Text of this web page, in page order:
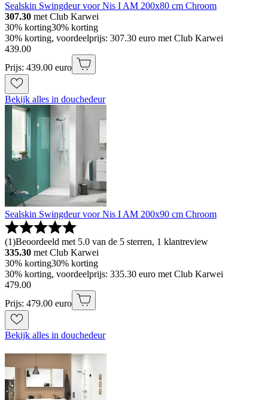
Sealskin Swingdeur voor Nis I AM 200x80 cm Chroom
307.30 met Club Karwei
30% korting30% korting
30% korting, voordeelprijs: 307.30 euro met Club Karwei
439.00
Prijs: 439.00 euro
Bekijk alles in douchedeur
Sealskin Swingdeur voor Nis I AM 200x90 cm Chroom
(1)Beoordeeld met 5.0 van de 5 sterren, 1 klantreview
335.30 met Club Karwei
30% korting30% korting
30% korting, voordeelprijs: 335.30 euro met Club Karwei
479.00
Prijs: 479.00 euro
Bekijk alles in douchedeur